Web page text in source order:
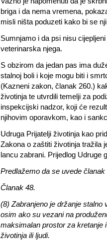
briga i da nema vremena,
misli ništa poduzeti kako bi se
Sumnjamo i da psi nisu
veterinarska njega.
S obzirom da jedan pas ima
stalnoj boli i koje mogu biti i
(Kazneni zakon, članak 260.)
životinja te utvrdili temelji za
inspekcijski nadzor, koji će
njihovim oporavkom, kao i
Udruga Prijatelji životinja kao
Zakona o zaštiti životinja tražila
lancu zabrani. Prijedlog Udruge
Predlažemo da se uvede
Članak 48.
(8) Zabranjeno je držanje stalno
osim ako su vezani na
maksimalan prostor za kretanje
životinja ili ljudi.